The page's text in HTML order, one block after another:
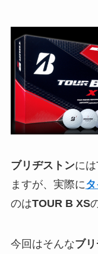
ブリヂストンに
ますが、実際に
のはTOUR B XS
今回はそんなブ